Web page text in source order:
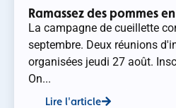
Ramassez des pommes
La campagne de cueillette
septembre. Deux réunions
organisées jeudi 27 août.
On...
Lire l'article